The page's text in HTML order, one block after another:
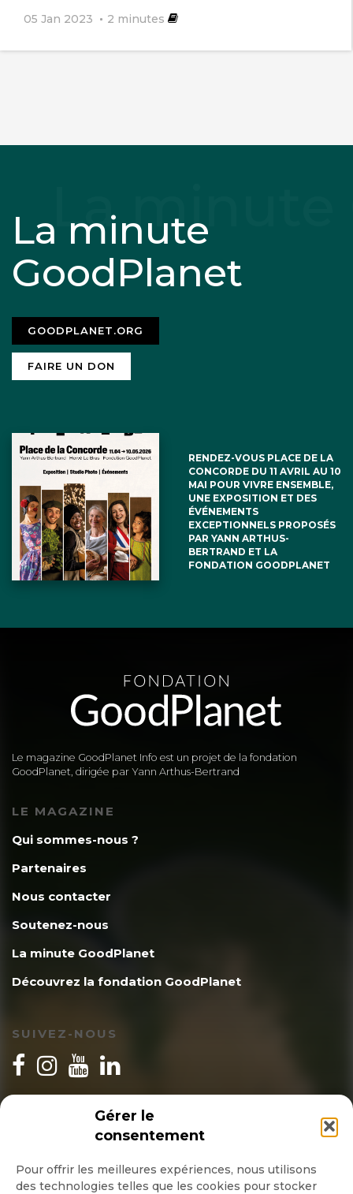
Gérer le
consentement
Pour offrir les meilleures expériences, nous utilisons
des technologies telles que les cookies pour stocker
Rosenbluth 23 juillet 2024
Les défenseurs de la planète sont des
héros libérez le
M Françoise Goubert 23 juillet 2024
Je soutiens les actions de Paul Watson
Il faut arrêter et interdire le massacré
Honte au Danemark et surtout au
Japon, ennemi de la biodiversité.
Bibi Martin
05 Jan 2023 2 minutes
La minute
GoodPlanet
GOODPLANET.ORG
FAIRE UN DON
RENDEZ-VOUS PLACE DE LA
CONCORDE DU 11 AVRIL AU 10
MAI POUR VIVRE ENSEMBLE,
UNE EXPOSITION ET DES
ÉVÉNEMENTS
EXCEPTIONNELS PROPOSÉS
PAR YANN ARTHUS-
BERTRAND ET LA
FONDATION GOODPLANET
Le magazine GoodPlanet Info est un projet de la fondation
GoodPlanet, dirigée par Yann Arthus-Bertrand
LE MAGAZINE
Qui sommes-nous ?
Partenaires
Nous contacter
Soutenez-nous
La minute GoodPlanet
Découvrez la fondation GoodPlanet
SUIVEZ-NOUS
INSCRIPTION NEWSLETTER